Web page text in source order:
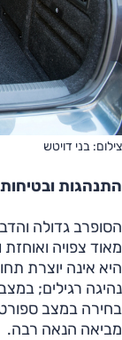
צילום: בני דויטש
התנהגות ובטיחות
הסופרב גדולה
מאוד צפויה
היא אינה יוצרת
נהיגה רגילים;
בחירה במצב ספורט
מביאה הנאה רבה.